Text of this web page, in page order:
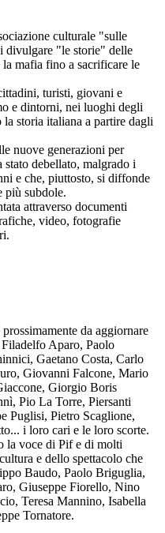
culturale "sulle
divulgare "le storie" delle
mafia fino a sacrificare le
turisti, giovani e
e dintorni, nei luoghi degli
storia italiana a partire dagli
nuove generazioni per
stato debellato, malgrado i
e che, piuttosto, si diffonde
più subdole.
attraverso documenti
video, fotografie
da aggiornare
Aparo, Paolo
Gaetano Costa, Carlo
Giovanni Falcone, Mario
Giorgio Boris
Pio La Torre, Piersanti
Puglisi, Pietro Scaglione,
i loro cari e le loro scorte.
la voce di Pif e di molti
e dello spettacolo che
Baudo, Paolo Briguglia,
Giuseppe Fiorello, Nino
Teresa Mannino, Isabella
Tornatore.